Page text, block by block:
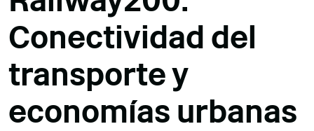
Conectividad del
transporte y
economías urbanas